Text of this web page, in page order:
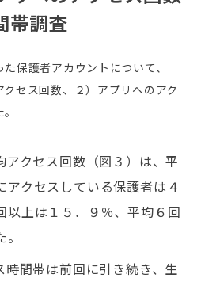
帯調査
保護者アカウントについて、
セス回数、２）アプリへのアク
アクセス回数（図３）は、平
アクセスしている保護者は４
以上は１５．９％、平均６回
時間帯は前回に引き続き、生